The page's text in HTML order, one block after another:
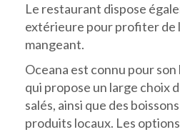
Le restaurant dispose
extérieure pour profiter de
mangeant.
Oceana est connu pour
qui propose un large choix
salés, ainsi que des
produits locaux. Les